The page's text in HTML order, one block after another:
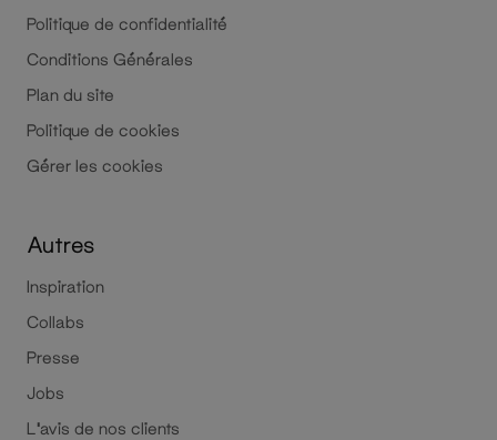
Politique de confidentialité
Conditions Générales
Plan du site
Politique de cookies
Gérer les cookies
Autres
Inspiration
Collabs
Presse
Jobs
L'avis de nos clients